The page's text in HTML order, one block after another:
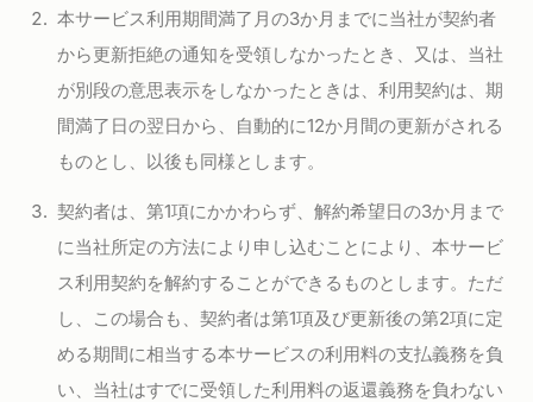
本サービス利用期間満了月の3か月までに当社が契約者
から更新拒絶の通知を受領しなかったとき、又は、当社
が別段の意思表示をしなかったときは、利用契約は、期
間満了日の翌日から、自動的に12か月間の更新がされる
ものとし、以後も同様とします。
契約者は、第1項にかかわらず、解約希望日の3か月まで
に当社所定の方法により申し込むことにより、本サービ
ス利用契約を解約することができるものとします。ただ
し、この場合も、契約者は第1項及び更新後の第2項に定
める期間に相当する本サービスの利用料の支払義務を負
い、当社はすでに受領した利用料の返還義務を負わない